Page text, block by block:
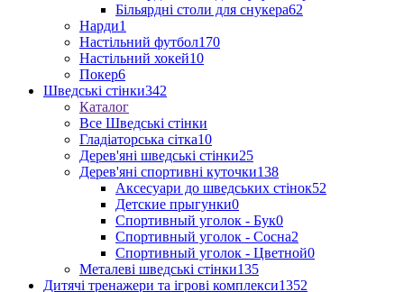
Більярдні столи для снукера62
Нарди1
Настільний футбол170
Настільний хокей10
Покер6
Шведські стінки342
Каталог
Все Шведські стінки
Гладіаторська сітка10
Дерев'яні шведські стінки25
Дерев'яні спортивні куточки138
Аксесуари до шведських стінок52
Детские прыгунки0
Спортивный уголок - Бук0
Спортивный уголок - Сосна2
Спортивный уголок - Цветной0
Металеві шведські стінки135
Дитячі тренажери та ігрові комплекси1352